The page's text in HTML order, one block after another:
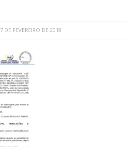
7 DE FEVEREIRO DE 2018